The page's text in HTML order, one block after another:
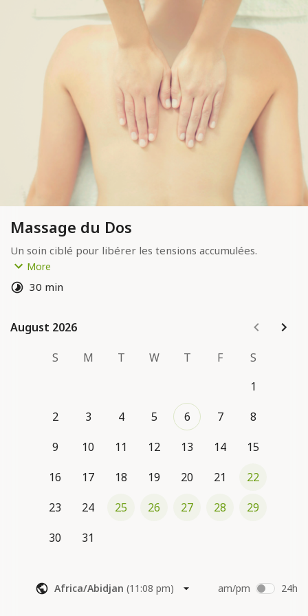
Massage du Dos
Un soin ciblé pour libérer les tensions accumulées.
Durée : 30min
Tarif : 30€
Paiement sur place : espèces ou chèque
More
30 min
August 2026
August 2026
S
M T W T F
S
1
2
3 4 5 6 7
8
9
10 11 12 13 14
15
16
17 18 19 20 21
22
23
24 25 26 27 28
29
30
31
Africa/Abidjan (11:08 pm) am/pm 24h